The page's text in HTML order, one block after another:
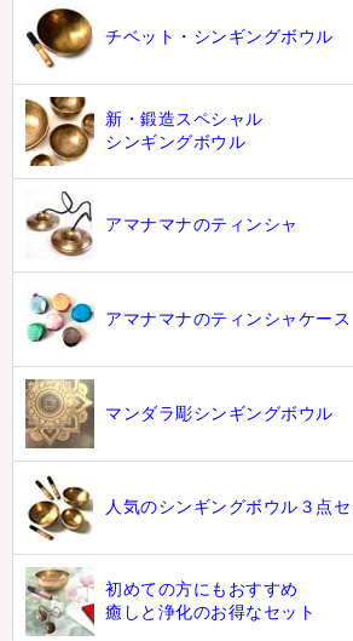
チベット・シンギングボウル
新・鍛造スペシャル
シンギングボウル
アマナマナのティンシャ
アマナマナのティンシャケース
マンダラ彫シンギングボウル
人気のシンギングボウル３点セ
初めての方にもおすすめ
癒しと浄化のお得なセット